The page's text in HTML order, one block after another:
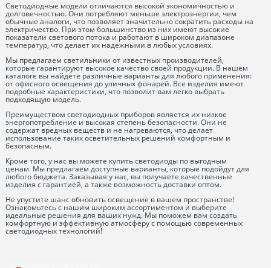
Светодиодные модели отличаются высокой экономичностью и
долговечностью. Они потребляют меньше электроэнергии, чем
обычные аналоги, что позволяет значительно сократить расходы на
электричество. При этом большинство из них имеют высокие
показатели светового потока и работают в широком диапазоне
температур, что делает их надежными в любых условиях.
Мы предлагаем светильники от известных производителей,
которые гарантируют высокое качество своей продукции. В нашем
каталоге вы найдете различные варианты для любого применения:
от офисного освещения до уличных фонарей. Все изделия имеют
подробные характеристики, что позволит вам легко выбрать
подходящую модель.
Преимуществом светодиодных приборов является их низкое
энергопотребление и высокая степень безопасности. Они не
содержат вредных веществ и не нагреваются, что делает
использование таких осветительных решений комфортным и
безопасным.
Кроме того, у нас вы можете купить светодиоды по выгодным
ценам. Мы предлагаем доступные варианты, которые подойдут для
любого бюджета. Заказывая у нас, вы получаете качественные
изделия с гарантией, а также возможность доставки оптом.
Не упустите шанс обновить освещение в вашем пространстве!
Ознакомьтесь с нашим широким ассортиментом и выберите
идеальные решения для ваших нужд. Мы поможем вам создать
комфортную и эффективную атмосферу с помощью современных
светодиодных технологий!